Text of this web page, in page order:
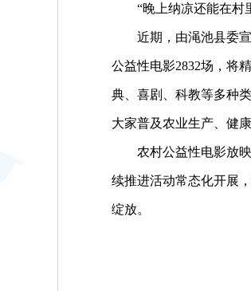
“晚上纳凉还能在村里
近期，由渑池县委宣
公益性电影2832场，将
典、喜剧、科教等多种
大家普及农业生产、健
农村公益性电影放映
续推进活动常态化开展
绽放。